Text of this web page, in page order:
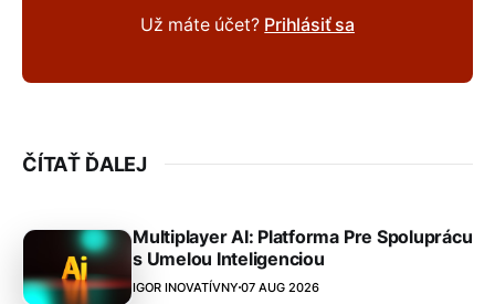
Už máte účet? Prihlásiť sa
ČÍTAŤ ĎALEJ
Multiplayer AI: Platforma Pre Spoluprácu
s Umelou Inteligenciou
IGOR INOVATÍVNY 07 AUG 2026